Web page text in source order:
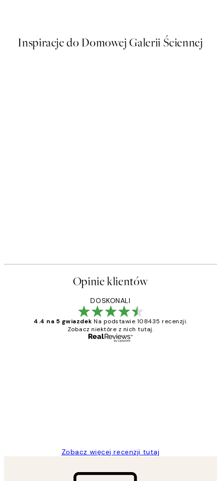
Inspiracje do Domowej Galerii Ściennej
Opinie klientów
DOSKONALI
4.4 na 5 gwiazdek Na podstawie 108435 recenzji.
Zobacz niektóre z nich tutaj.
Zobacz więcej recenzji tutaj